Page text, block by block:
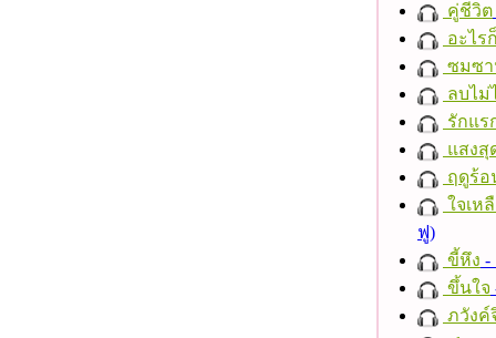
คู่ชีวิต
อะไร
ซมซ
ลบไม่
รักแร
แสงสุ
ฤดูร้อ
ใจเห
ฟู)
ขี้หึง -
ขึ้นใจ
ภวังค์